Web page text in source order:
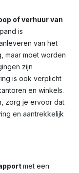
of verhuur van
is
van het
maar moet worden
zijn
is ook verplicht
en winkels.
zorg je ervoor dat
en aantrekkelijk
met een